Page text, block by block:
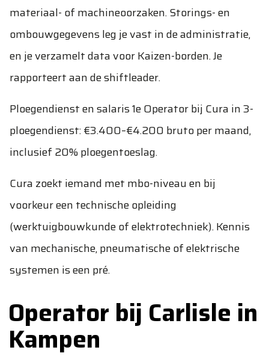
materiaal- of machineoorzaken. Storings- en
ombouwgegevens leg je vast in de administratie,
en je verzamelt data voor Kaizen-borden. Je
rapporteert aan de shiftleader.
Ploegendienst en salaris 1e Operator bij Cura in 3-
ploegendienst: €3.400–€4.200 bruto per maand,
inclusief 20% ploegentoeslag.
Cura zoekt iemand met mbo-niveau en bij
voorkeur een technische opleiding
(werktuigbouwkunde of elektrotechniek). Kennis
van mechanische, pneumatische of elektrische
systemen is een pré.
Operator bij Carlisle in
Kampen